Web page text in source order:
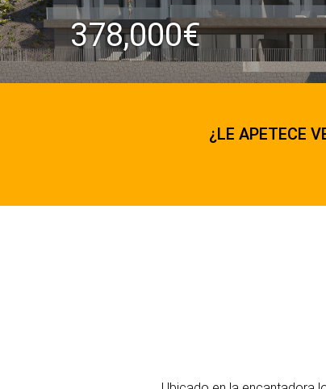
378,000€
¿LE APETECE